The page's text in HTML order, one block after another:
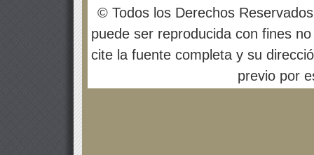
© Todos los Derechos
puede ser reproducida con fines
cite la fuente completa y su
previo por